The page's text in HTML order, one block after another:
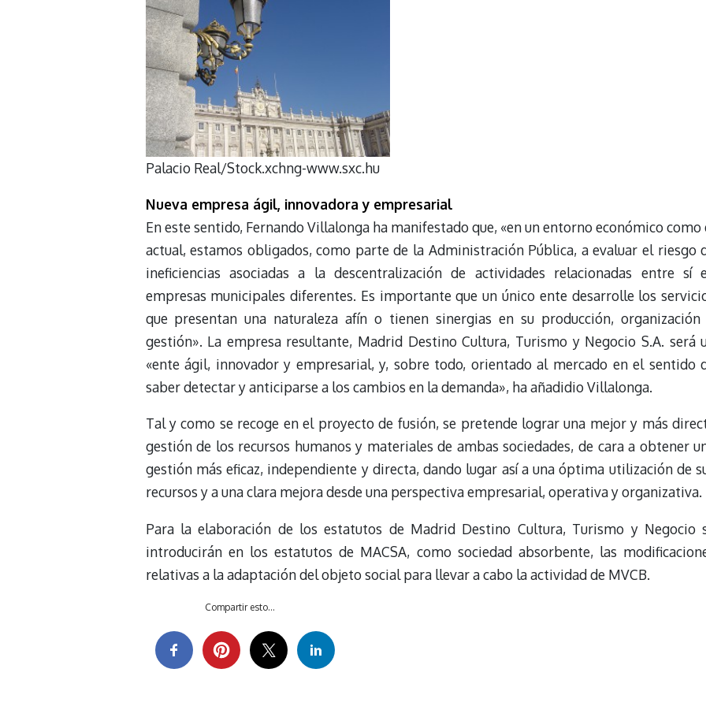
Palacio Real/Stock.xchng-www.sxc.hu
Nueva empresa ágil, innovadora y empresarial
En este sentido, Fernando Villalonga ha manifestado que, «en un entorno económico como
actual, estamos obligados, como parte de la Administración Pública, a evaluar el riesgo
ineficiencias asociadas a la descentralización de actividades relacionadas entre sí
empresas municipales diferentes. Es importante que un único ente desarrolle los
que presentan una naturaleza afín o tienen sinergias en su producción,
gestión». La empresa resultante, Madrid Destino Cultura, Turismo y Negocio S.A. será
«ente ágil, innovador y empresarial, y, sobre todo, orientado al mercado en el sentido
saber detectar y anticiparse a los cambios en la demanda», ha añadidio Villalonga.
Tal y como se recoge en el proyecto de fusión, se pretende lograr una mejor y más
gestión de los recursos humanos y materiales de ambas sociedades, de cara a obtener
gestión más eficaz, independiente y directa, dando lugar así a una óptima utilización de
recursos y a una clara mejora desde una perspectiva empresarial, operativa y organizativa.
Para la elaboración de los estatutos de Madrid Destino Cultura, Turismo y Negocio
introducirán en los estatutos de MACSA, como sociedad absorbente, las
relativas a la adaptación del objeto social para llevar a cabo la actividad de MVCB.
Compartir esto...